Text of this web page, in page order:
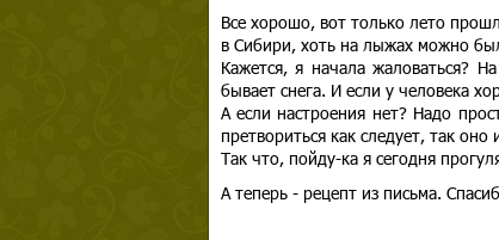
Все хорошо, вот только лето
в Сибири, хоть на лыжах можно
Кажется, я начала жаловаться?
бывает снега. И если у человека
А если настроения нет? Надо
претвориться как следует, так оно
Так что, пойду-ка я сегодня
А теперь - рецепт из письма.